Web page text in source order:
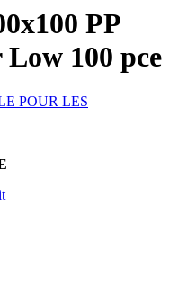
PP
100 pce
POUR LES